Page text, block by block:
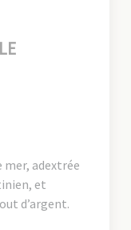
mer, adextrée
et
d’argent.